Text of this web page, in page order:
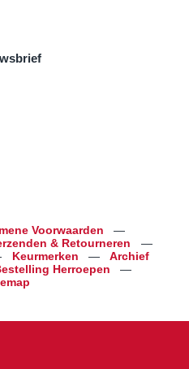
Voorwaarden
—
& Retourneren
—
Keurmerken —
Archief
Herroepen
—